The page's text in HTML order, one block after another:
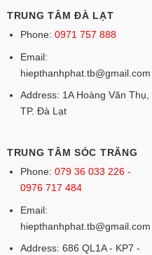
TRUNG TÂM ĐÀ LẠT
Phone: 0971 757 888
Email:
hiepthanhphat.tb@gmail.com
Address: 1A Hoàng Văn Thụ,
TP. Đà Lạt
TRUNG TÂM SÓC TRĂNG
Phone: 079 36 033 226 -
0976 717 484
Email:
hiepthanhphat.tb@gmail.com
Address: 686 QL1A - KP7 -